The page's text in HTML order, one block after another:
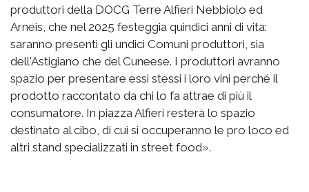
produttori della DOCG Terre Alfieri Nebbiolo ed
Arneis, che nel 2025 festeggia quindici anni di vita:
saranno presenti gli undici Comuni produttori, sia
dell'Astigiano che del Cuneese. I produttori avranno
spazio per presentare essi stessi i loro vini perché il
prodotto raccontato da chi lo fa attrae di più il
consumatore. In piazza Alfieri resterà lo spazio
destinato al cibo, di cui si occuperanno le pro loco ed
altri stand specializzati in street food».